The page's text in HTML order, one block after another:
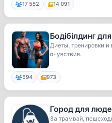
17 552 14 091
Бодібілдинг
Диеты, тренировки и
очувствия.
594 973
Город для
За трамвай,